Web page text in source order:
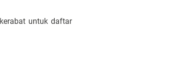
untuk daftar